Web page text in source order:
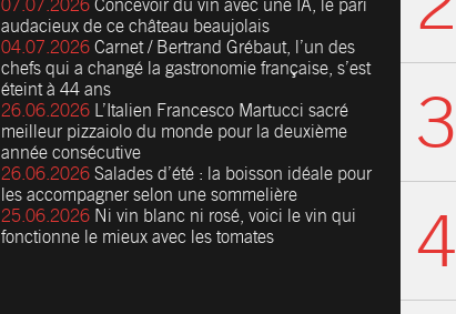
07.07.2026 Concevoir du vin avec une IA, le pari
audacieux de ce château beaujolais
04.07.2026 Carnet / Bertrand Grébaut, l’un des
chefs qui a changé la gastronomie française, s’est
éteint à 44 ans
26.06.2026 L’Italien Francesco Martucci sacré
meilleur pizzaiolo du monde pour la deuxième
année consécutive
26.06.2026 Salades d’été : la boisson idéale pour
les accompagner selon une sommelière
25.06.2026 Ni vin blanc ni rosé, voici le vin qui
fonctionne le mieux avec les tomates